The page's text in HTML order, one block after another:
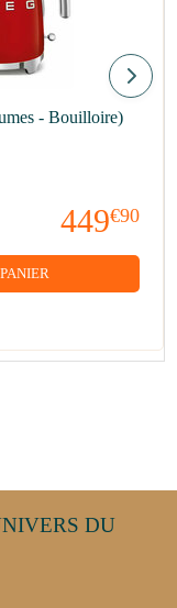
- Bouilloire)
449€90
DU